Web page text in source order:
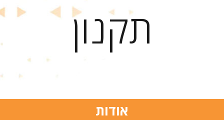
תקנון
אודות